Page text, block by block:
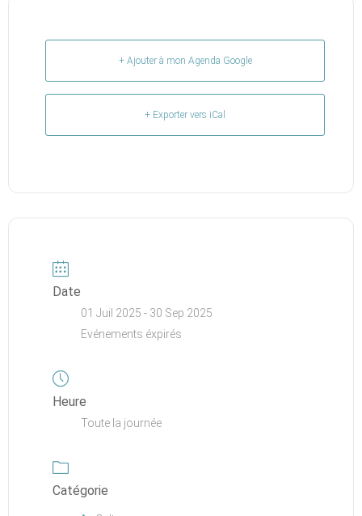
+ Ajouter à mon Agenda Google
+ Exporter vers iCal
Date
01 Juil 2025 - 30 Sep 2025
Evénements éxpirés
Heure
Toute la journée
Catégorie